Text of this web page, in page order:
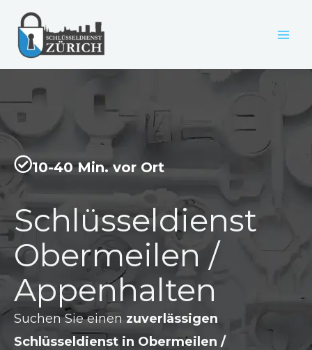
Inhalt
springen
10-40 Min. vor Ort
Schlüsseldienst
Obermeilen /
Appenhalten
Suchen Sie einen zuverlässigen
Schlüsseldienst in Obermeilen /